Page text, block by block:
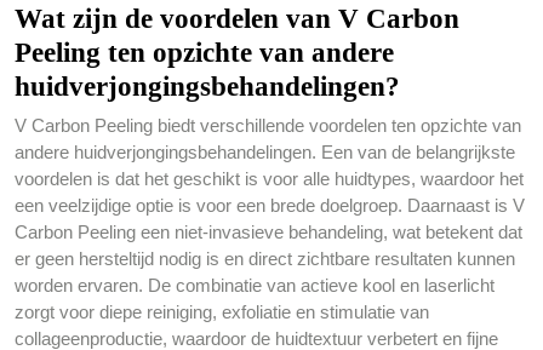
Wat zijn de voordelen van V Carbon
Peeling ten opzichte van andere
huidverjongingsbehandelingen?
V Carbon Peeling biedt verschillende voordelen ten opzichte van
andere huidverjongingsbehandelingen. Een van de belangrijkste
voordelen is dat het geschikt is voor alle huidtypes, waardoor het
een veelzijdige optie is voor een brede doelgroep. Daarnaast is V
Carbon Peeling een niet-invasieve behandeling, wat betekent dat
er geen hersteltijd nodig is en direct zichtbare resultaten kunnen
worden ervaren. De combinatie van actieve kool en laserlicht
zorgt voor diepe reiniging, exfoliatie en stimulatie van
collageenproductie, waardoor de huidtextuur verbetert en fijne